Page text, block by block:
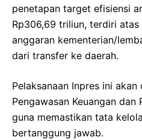
penetapan target efisiensi
Rp306,69 triliun, terdiri atas
anggaran kementerian/
dari transfer ke daerah.
Pelaksanaan Inpres ini
Pengawasan Keuangan dan
guna memastikan tata
bertanggung jawab.